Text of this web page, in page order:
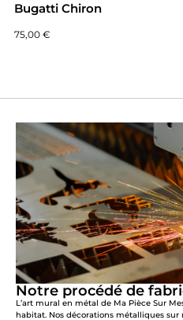
Bugatti Chiron
75,00 €
Notre procédé de
L’art mural en métal de Ma Pièce Sur
habitat. Nos décorations métalliques sur